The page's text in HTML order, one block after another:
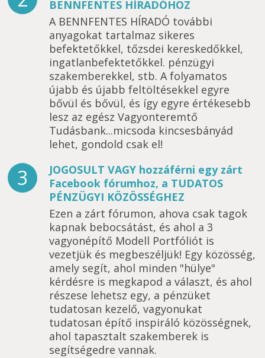
BENNFENTES HÍRADÓHOZ
A BENNFENTES HÍRADÓ további
anyagokat tartalmaz sikeres
befektetőkkel, tőzsdei kereskedőkkel,
ingatlanbefektetőkkel. pénzügyi
szakemberekkel, stb. A folyamatos
újabb és újabb feltöltésekkel egyre
bővül és bővül, és így egyre értékesebb
lesz az egész Vagyonteremtő
Tudásbank...micsoda kincsesbányád
lehet, gondold csak el!
3
JOGOSULT VAGY hozzáférni egy zárt
Facebook fórumhoz, a TUDATOS
PÉNZÜGYI KÖZÖSSÉGHEZ
Ezen a zárt fórumon, ahova csak tagok
kapnak bebocsátást, és ahol a 3
vagyonépítő Modell Portfóliót is
vezetjük és megbeszéljük! Egy közösség,
amely segít, ahol minden "hülye"
kérdésre is megkapod a választ, és ahol
részese lehetsz egy, a pénzüket
tudatosan kezelő, vagyonukat
tudatosan építő inspiráló közösségnek,
ahol tapasztalt szakemberek is
segítségedre vannak.